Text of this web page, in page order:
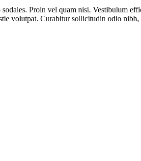
Proin vel quam nisi. Vestibulum
volutpat. Curabitur sollicitudin odio nibh,